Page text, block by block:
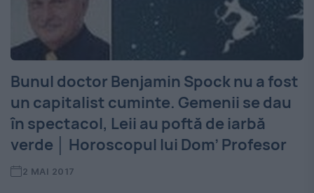
Bunul doctor Benjamin Spock nu a fost
un capitalist cuminte. Gemenii se dau
în spectacol, Leii au poftă de iarbă
verde │ Horoscopul lui Dom’ Profesor
2 MAI 2017